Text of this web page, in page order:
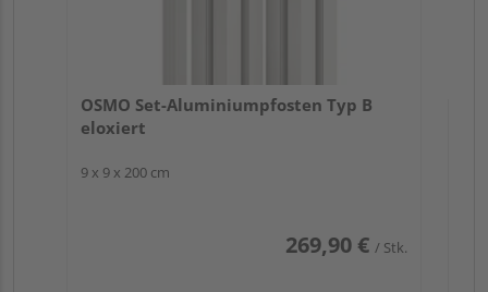
OSMO Set-Aluminiumpfosten Typ B
eloxiert
9 x 9 x 200 cm
269,90 € / Stk.